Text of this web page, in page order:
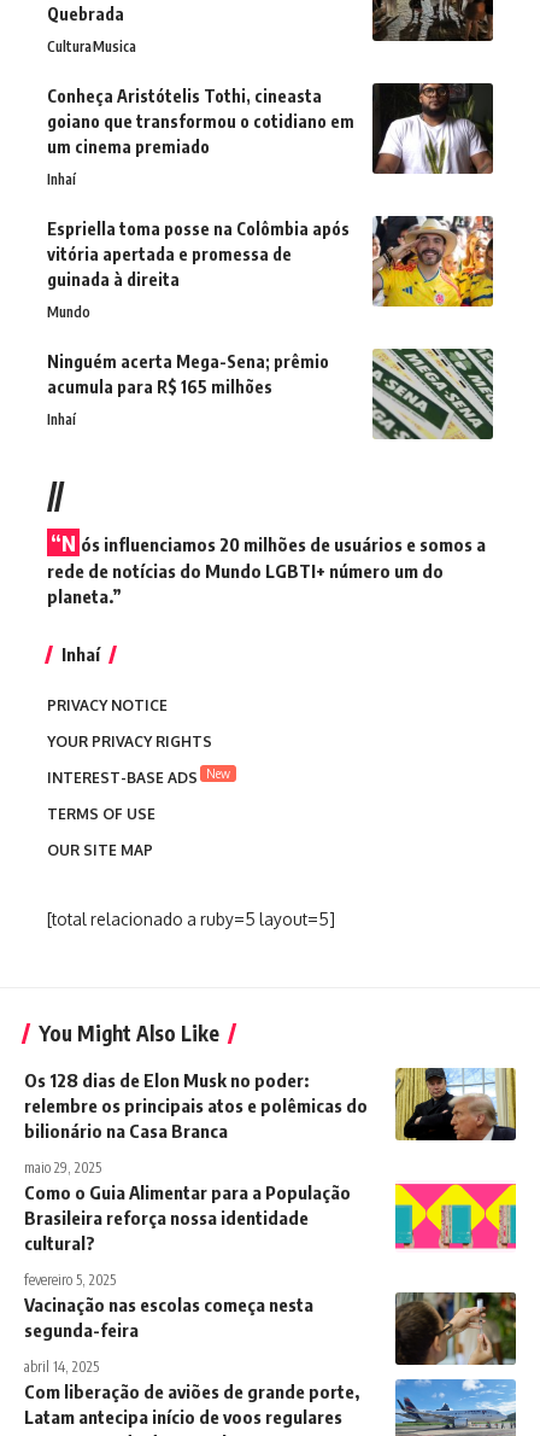
Quebrada
CulturaMusica
Conheça Aristótelis Tothi, cineasta
goiano que transformou o cotidiano em
um cinema premiado
Inhaí
Espriella toma posse na Colômbia após
vitória apertada e promessa de
guinada à direita
Mundo
Ninguém acerta Mega-Sena; prêmio
acumula para R$ 165 milhões
Inhaí
//
“N ós influenciamos 20 milhões de usuários e somos a
rede de notícias do Mundo LGBTI+ número um do
planeta.”
Inhaí
PRIVACY NOTICE
YOUR PRIVACY RIGHTS
INTEREST-BASE ADS
New
TERMS OF USE
OUR SITE MAP
[total relacionado a ruby=5 layout=5]
You Might Also Like
Os 128 dias de Elon Musk no poder:
relembre os principais atos e polêmicas do
bilionário na Casa Branca
maio 29, 2025
Como o Guia Alimentar para a População
Brasileira reforça nossa identidade
cultural?
fevereiro 5, 2025
Vacinação nas escolas começa nesta
segunda-feira
abril 14, 2025
Com liberação de aviões de grande porte,
Latam antecipa início de voos regulares